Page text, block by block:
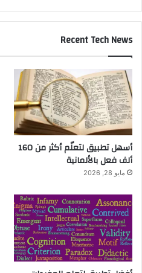
Recent Tech News
أسهل تطبيق لتعلّم أكثر من 160
ألف فعل بالألمانية
مايو 28, 2026